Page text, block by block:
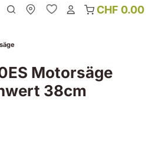
CHF 0.00
Motorsäge
38cm